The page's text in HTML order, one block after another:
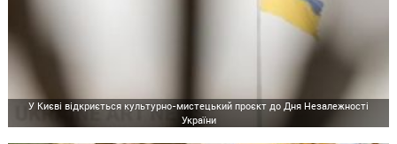
У Києві відкриється культурно-мистецький проєкт до Дня Незалежності
України